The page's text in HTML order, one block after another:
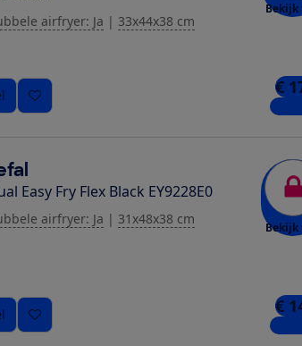
airfryer: Ja | 33x44x38 cm
Bekijk
€
6
Easy Fry Flex Black EY9228E0
airfryer: Ja | 31x48x38 cm
Bekijk
€
4